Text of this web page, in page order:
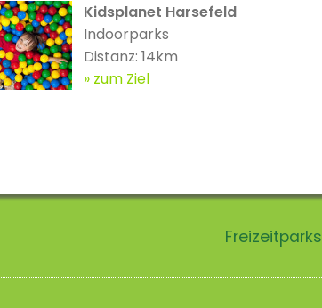
Kidsplanet Harsefeld
Indoorparks
Distanz: 14km
zum Ziel
Freizeitparks